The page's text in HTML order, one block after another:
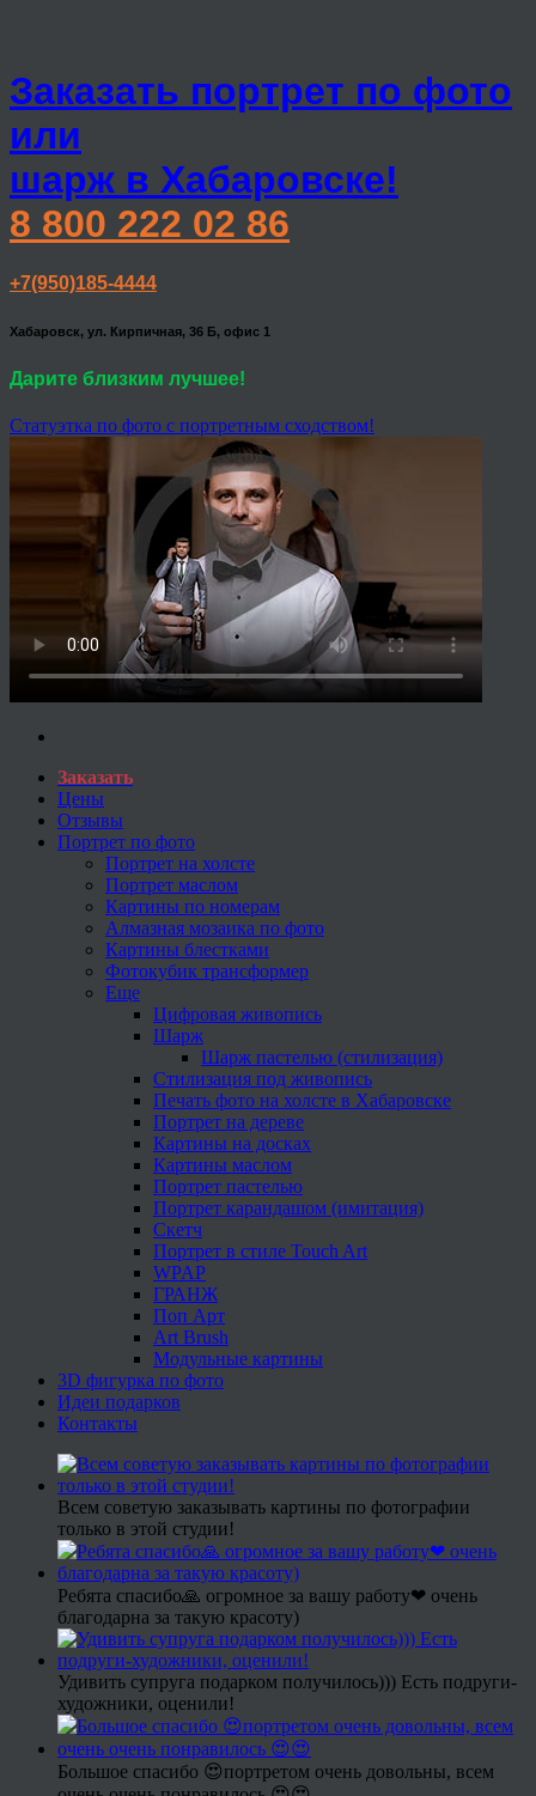
Заказать портрет по фото
или
шарж в Хабаровске!
8 800 222 02 86
+7(950)185-4444
Хабаровск, ул. Кирпичная, 36 Б, офис 1
Дарите близким лучшее!
Статуэтка по фото с портретным сходством!
Заказать
Цены
Отзывы
Портрет по фото
Портрет на холсте
Портрет маслом
Картины по номерам
Алмазная мозаика по фото
Картины блестками
Фотокубик трансформер
Еще
Цифровая живопись
Шарж
Шарж пастелью (стилизация)
Стилизация под живопись
Печать фото на холсте в Хабаровске
Портрет на дереве
Картины на досках
Картины маслом
Портрет пастелью
Портрет карандашом (имитация)
Скетч
Портрет в стиле Touch Art
WPAP
ГРАНЖ
Поп Арт
Art Brush
Модульные картины
3D фигурка по фото
Идеи подарков
Контакты
Всем советую заказывать картины по фотографии
только в этой студии!
Ребята спасибо🙏 огромное за вашу работу❤ очень
благодарна за такую красоту)
Удивить супруга подарком получилось))) Есть подруги-
художники, оценили!
Большое спасибо 😍портретом очень довольны, всем